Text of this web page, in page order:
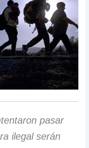
pasar
ilegal serán